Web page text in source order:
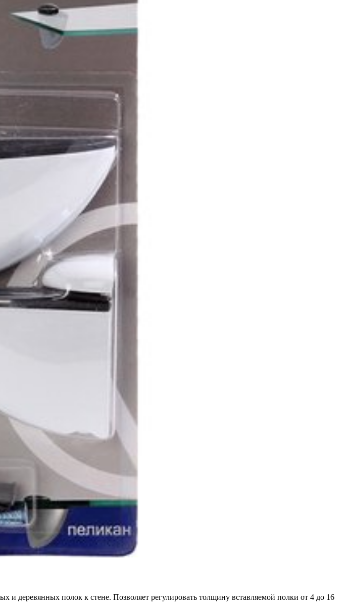
и деревянных полок к стене. Позволяет регулировать толщину вставляемой полки от 4 до 16